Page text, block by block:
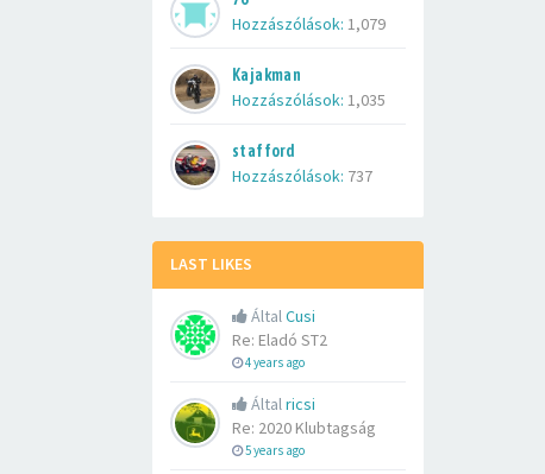
Hozzászólások: 1,079
Kajakman
Hozzászólások: 1,035
stafford
Hozzászólások: 737
LAST LIKES
ÁltalCusi
Re: Eladó ST2
4 years ago
Általricsi
Re: 2020 Klubtagság
5 years ago